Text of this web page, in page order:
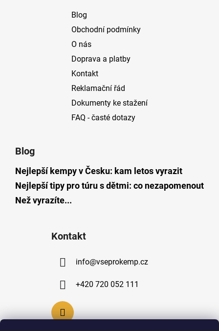
Blog
Obchodní podmínky
O nás
Doprava a platby
Kontakt
Reklamační řád
Dokumenty ke stažení
FAQ - časté dotazy
Blog
Nejlepší kempy v Česku: kam letos vyrazit
Nejlepší tipy pro túru s dětmi: co nezapomenout
Než vyrazíte...
Kontakt
info@vseprokemp.cz
+420 720 052 111